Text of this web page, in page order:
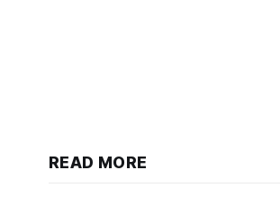
READ MORE